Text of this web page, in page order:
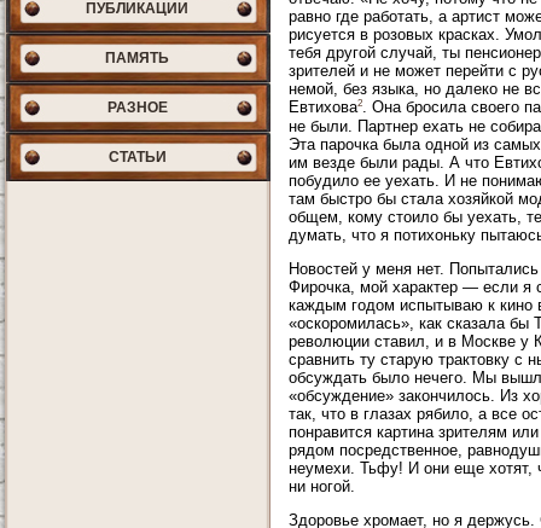
ПУБЛИКАЦИИ
ПАМЯТЬ
РАЗНОЕ
СТАТЬИ
равно где работать, а артист
рисуется в розовых красках.
тебя другой случай, ты
зрителей и не может перейти с
немой, без языка, но далеко не
Евтихова2. Она бросила своего
не были. Партнер ехать не
Эта парочка была одной из
им везде были рады. А что
побудило ее уехать. И не
там быстро бы стала хозяйкой
общем, кому стоило бы уехать,
думать, что я потихоньку
Новостей у меня нет.
Фирочка, мой характер — если я
каждым годом испытываю к кино
«оскоромилась», как сказала
революции ставил, и в Москве у
сравнить ту старую трактовку с
обсуждать было нечего. Мы
«обсуждение» закончилось. Из
так, что в глазах рябило, а все
понравится картина зрителям
рядом посредственное,
неумехи. Тьфу! И они еще хотят,
ни ногой.
Здоровье хромает, но я